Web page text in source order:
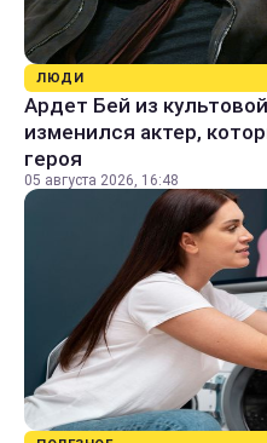
ЛЮДИ
Ардет Бей из
изменился актер,
героя
05 августа 2026, 16:48